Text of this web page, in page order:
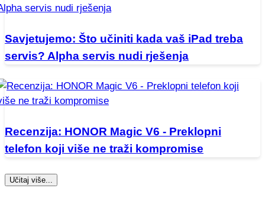
Savjetujemo: Što učiniti kada vaš iPad treba
servis? Alpha servis nudi rješenja
Recenzija: HONOR Magic V6 - Preklopni
telefon koji više ne traži kompromise
Učitaj više...